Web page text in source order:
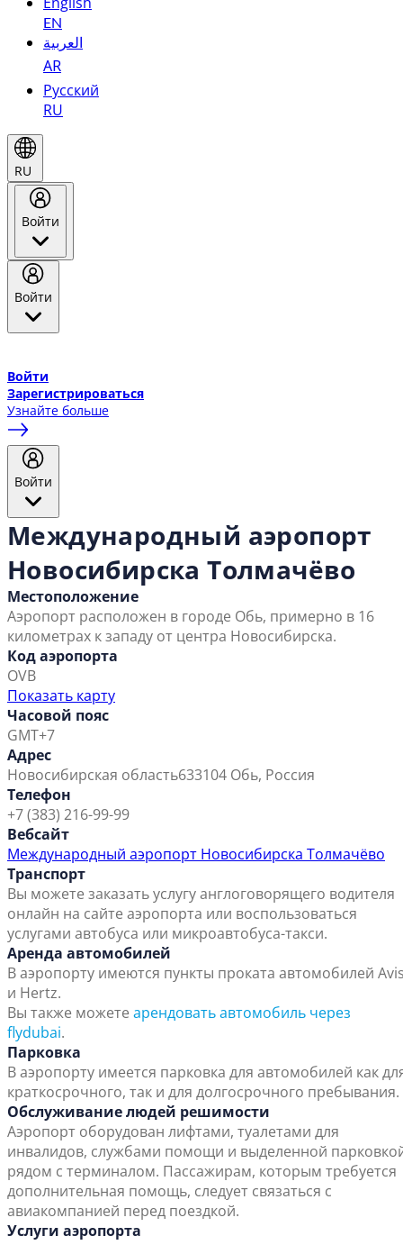
EN
العربية
AR
Русский
RU
RU
Войти
Войти
Войти
Зарегистрироваться
Узнайте больше
Войти
Международный аэропорт
Новосибирска Толмачёво
Местоположение
Аэропорт расположен в городе Обь, примерно в 16
километрах к западу от центра Новосибирска.
Код аэропорта
OVB
Показать карту
Часовой пояс
GMT+7
Адрес
Новосибирская область633104 Обь, Россия
Телефон
+7 (383) 216-99-99
Вебсайт
Международный аэропорт Новосибирска Толмачёво
Транспорт
Вы можете заказать услугу англоговорящего водителя
онлайн на сайте аэропорта или воспользоваться
услугами автобуса или микроавтобуса-такси.
Аренда автомобилей
В аэропорту имеются пункты проката автомобилей
и Hertz.
Вы также можете арендовать автомобиль через
flydubai.
Парковка
В аэропорту имеется парковка для автомобилей как
краткосрочного, так и для долгосрочного пребывания.
Обслуживание людей решимости
Аэропорт оборудован лифтами, туалетами для
инвалидов, службами помощи и выделенной
рядом с терминалом. Пассажирам, которым требуется
дополнительная помощь, следует связаться с
авиакомпанией перед поездкой.
Услуги аэропорта